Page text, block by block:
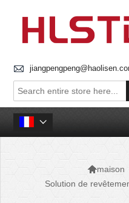


maison
Solution de